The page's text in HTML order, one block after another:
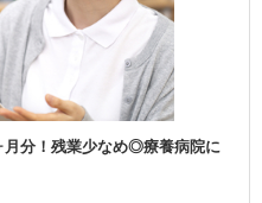
月分！残業少なめ◎療養病院に